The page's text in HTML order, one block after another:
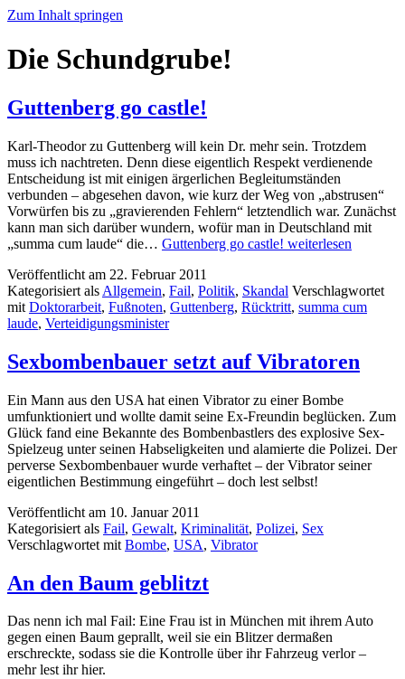
Zum Inhalt springen
Die Schundgrube!
Guttenberg go castle!
Karl-Theodor zu Guttenberg will kein Dr. mehr sein. Trotzdem
muss ich nachtreten. Denn diese eigentlich Respekt verdienende
Entscheidung ist mit einigen ärgerlichen Begleitumständen
verbunden – abgesehen davon, wie kurz der Weg von „abstrusen“
Vorwürfen bis zu „gravierenden Fehlern“ letztendlich war. Zunächst
kann man sich darüber wundern, wofür man in Deutschland mit
„summa cum laude“ die… Guttenberg go castle! weiterlesen
Veröffentlicht am 22. Februar 2011
Kategorisiert als Allgemein, Fail, Politik, Skandal Verschlagwortet
mit Doktorarbeit, Fußnoten, Guttenberg, Rücktritt, summa cum
laude, Verteidigungsminister
Sexbombenbauer setzt auf Vibratoren
Ein Mann aus den USA hat einen Vibrator zu einer Bombe
umfunktioniert und wollte damit seine Ex-Freundin beglücken. Zum
Glück fand eine Bekannte des Bombenbastlers des explosive Sex-
Spielzeug unter seinen Habseligkeiten und alamierte die Polizei. Der
perverse Sexbombenbauer wurde verhaftet – der Vibrator seiner
eigentlichen Bestimmung eingeführt – doch lest selbst!
Veröffentlicht am 10. Januar 2011
Kategorisiert als Fail, Gewalt, Kriminalität, Polizei, Sex
Verschlagwortet mit Bombe, USA, Vibrator
An den Baum geblitzt
Das nenn ich mal Fail: Eine Frau ist in München mit ihrem Auto
gegen einen Baum geprallt, weil sie ein Blitzer dermaßen
erschreckte, sodass sie die Kontrolle über ihr Fahrzeug verlor –
mehr lest ihr hier.